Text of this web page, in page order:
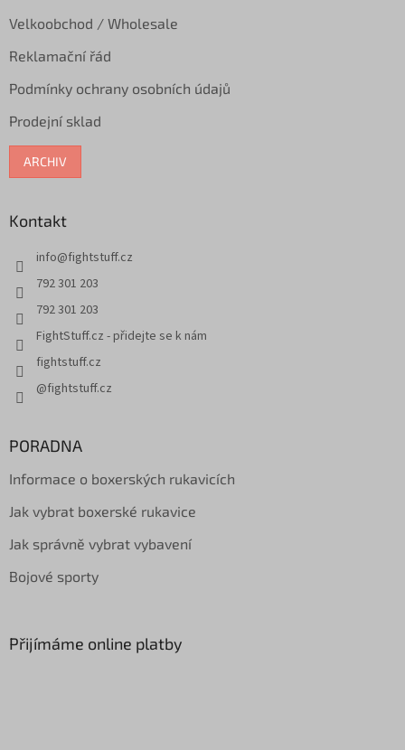
Velkoobchod / Wholesale
Reklamační řád
Podmínky ochrany osobních údajů
Prodejní sklad
ARCHIV
Kontakt
info@fightstuff.cz
792 301 203
792 301 203
FightStuff.cz - přidejte se k nám
fightstuff.cz
@fightstuff.cz
PORADNA
Informace o boxerských rukavicích
Jak vybrat boxerské rukavice
Jak správně vybrat vybavení
Bojové sporty
Přijímáme online platby